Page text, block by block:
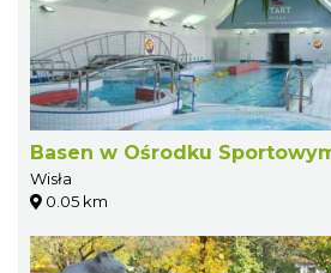
Basen w Ośrodku
Wisła
0.05 km